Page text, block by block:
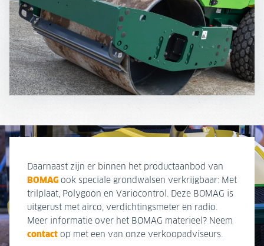
Daarnaast zijn er binnen het productaanbod van
BOMAG ook speciale grondwalsen verkrijgbaar: Met
trilplaat, Polygoon en Variocontrol. Deze BOMAG is
uitgerust met airco, verdichtingsmeter en radio.
Meer informatie over het BOMAG materieel? Neem
contact op met een van onze verkoopadviseurs.